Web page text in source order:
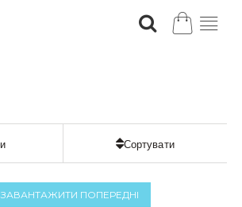
ЗАВАНТАЖИТИ ПОПЕРЕДНI